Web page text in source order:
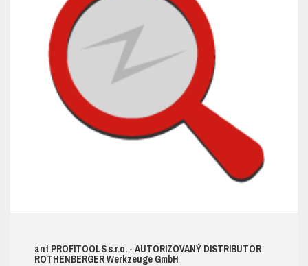
ant PROFITOOLSs.r.o. - AUTORIZOVANÝ DISTRIBUTOR
ROTHENBERGER Werkzeuge GmbH